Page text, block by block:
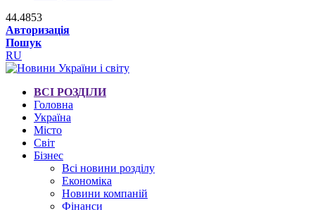
44.4853
Авторизація
Пошук
RU
ВСІ РОЗДІЛИ
Головна
Україна
Місто
Світ
Бізнес
Всі новини розділу
Економіка
Новини компаній
Фінанси